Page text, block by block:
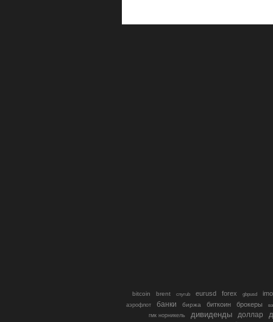
bitcoin brent cnyrub eurusd forex gbpusd
аэрофлот банки биржа биткоин брокеры
гмк норникель
дивиденды доллар